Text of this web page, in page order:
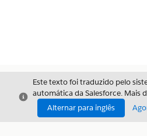
Fechar
Este texto foi traduzido pelo
automática da Salesforce. Mais
Alternar para inglês